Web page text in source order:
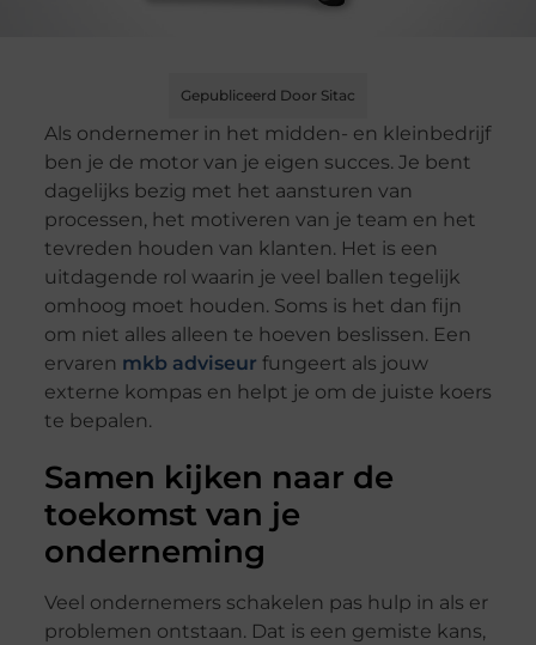
Gepubliceerd Door Sitac
Als ondernemer in het midden- en kleinbedrijf
ben je de motor van je eigen succes. Je bent
dagelijks bezig met het aansturen van
processen, het motiveren van je team en het
tevreden houden van klanten. Het is een
uitdagende rol waarin je veel ballen tegelijk
omhoog moet houden. Soms is het dan fijn
om niet alles alleen te hoeven beslissen. Een
ervaren mkb adviseur fungeert als jouw
externe kompas en helpt je om de juiste koers
te bepalen.
Samen kijken naar de
toekomst van je
onderneming
Veel ondernemers schakelen pas hulp in als er
problemen ontstaan. Dat is een gemiste kans,